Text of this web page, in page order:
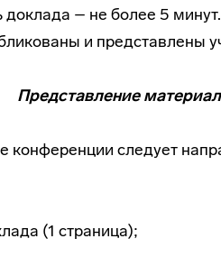
– не более 5
и представлены
Представление
конференции следует
(1 страница);